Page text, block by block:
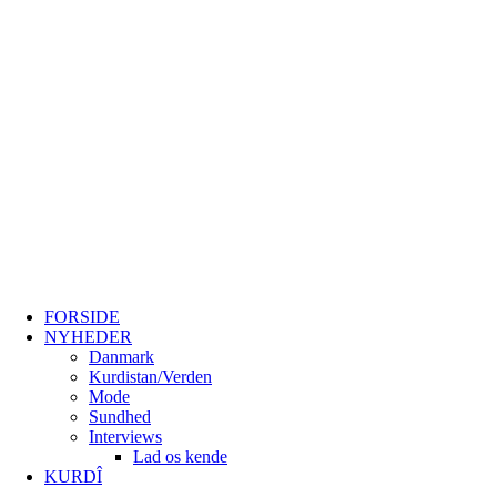
FORSIDE
NYHEDER
Danmark
Kurdistan/Verden
Mode
Sundhed
Interviews
Lad os kende
KURDÎ